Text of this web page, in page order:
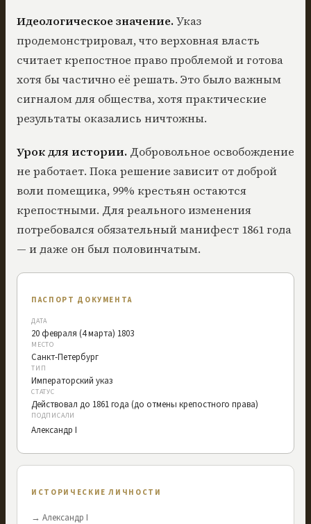
Идеологическое значение. Указ
продемонстрировал, что верховная власть
считает крепостное право проблемой и готова
хотя бы частично её решать. Это было важным
сигналом для общества, хотя практические
результаты оказались ничтожны.
Урок для истории. Добровольное освобождение
не работает. Пока решение зависит от доброй
воли помещика, 99% крестьян остаются
крепостными. Для реального изменения
потребовался обязательный манифест 1861 года
— и даже он был половинчатым.
ПАСПОРТ ДОКУМЕНТА
ДАТА
20 февраля (4 марта) 1803
МЕСТО
Санкт-Петербург
ТИП
Императорский указ
СТАТУС
Действовал до 1861 года (до отмены крепостного права)
ПОДПИСАЛИ
Александр I
ИСТОРИЧЕСКИЕ ЛИЧНОСТИ
→ Александр I